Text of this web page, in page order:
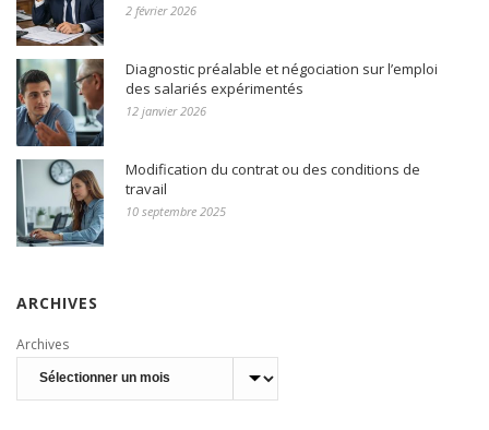
2 février 2026
Diagnostic préalable et négociation sur l’emploi
des salariés expérimentés
12 janvier 2026
Modification du contrat ou des conditions de
travail
10 septembre 2025
ARCHIVES
Archives